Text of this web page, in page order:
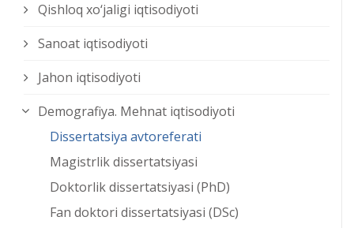
Qishloq xо‘jaligi iqtisodiyoti
Sanoat iqtisodiyoti
Jahon iqtisodiyoti
Demografiya. Mehnat iqtisodiyoti
Dissertatsiya avtoreferati
Magistrlik dissertatsiyasi
Doktorlik dissertatsiyasi (PhD)
Fan doktori dissertatsiyasi (DSc)